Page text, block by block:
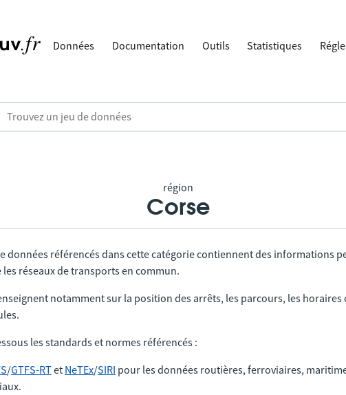
Données Documentation Outils Statistiques
région
Corse
données référencés dans cette catégorie contiennent des informations
les réseaux de transports en commun.
notamment sur la position des arrêts, les parcours, les horaires
les standards et normes référencés :
/GTFS-RTet NeTEx/SIRI pour les données routières, ferroviaires,